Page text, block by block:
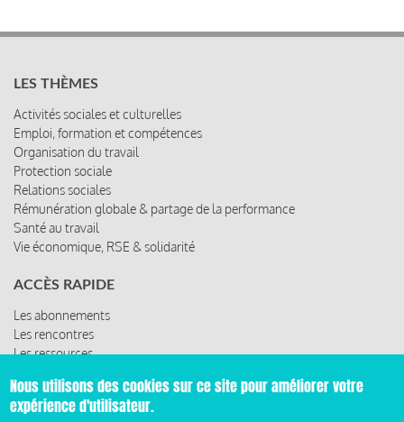
LES THÈMES
Activités sociales et culturelles
Emploi, formation et compétences
Organisation du travail
Protection sociale
Relations sociales
Rémunération globale & partage de la performance
Santé au travail
Vie économique, RSE & solidarité
ACCÈS RAPIDE
Les abonnements
Les rencontres
Les ressources
Nous utilisons des cookies sur ce site pour améliorer votre
expérience d'utilisateur.